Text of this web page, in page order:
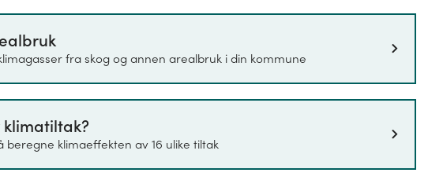
utdypes dette ytterligere.
og datakilder brukes for alle årene som omfattes av statistikken.
det er beregnet utslipp for er 2009. Årsaken til dette er at det enten
bruker datakilder som i størst mulig grad viser utviklingen på
og også totalsummen av klimagassutslipp, kan derfor
fra skog og annen arealbruk i din kommune
klimaeffekten av 16 ulike tiltak